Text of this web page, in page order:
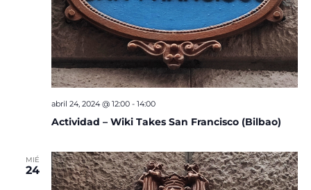
Actividad – Wiki Takes San Francisco (Bilbao)
abril 24, 2024 @ 12:00- 14:00
MIÉ
24